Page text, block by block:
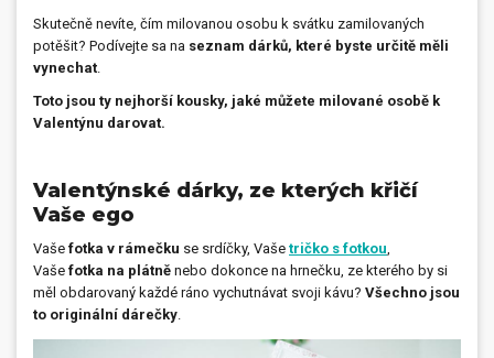
PO-PÁ 8:00 - 16:00
Novinky Blog
Kontakty
Můj profil
Skutečně nevíte, čím milovanou osobu k svátku zamilovaných
potěšit? Podívejte sa na seznam dárků, které byste určitě měli
vynechat.
Toto jsou ty nejhorší kousky, jaké můžete milované osobě k
Valentýnu darovat.
Valentýnské dárky, ze kterých křičí
Vaše ego
Vaše fotka v rámečku se srdíčky, Vaše tričko s fotkou,
Vaše fotka na plátně nebo dokonce na hrnečku, ze kterého by si
měl obdarovaný každé ráno vychutnávat svoji kávu? Všechno jsou
to originální dárečky.